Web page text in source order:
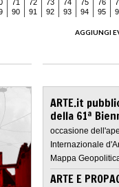
71 72 73 74 75 76
90 91 92 93 94 95
AGGIUNGI
ARTE.it
della 61ª
occasione
Internazionale
Mappa
ARTE E